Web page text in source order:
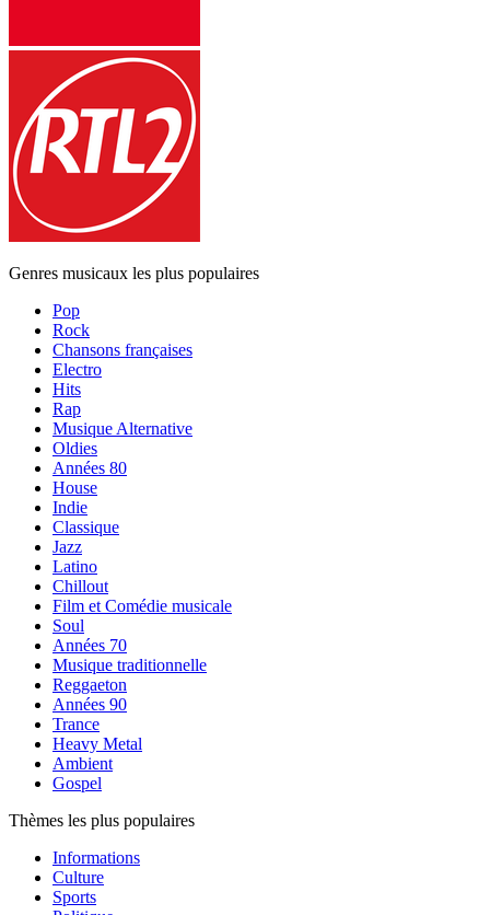
Genres musicaux les plus populaires
Pop
Rock
Chansons françaises
Electro
Hits
Rap
Musique Alternative
Oldies
Années 80
House
Indie
Classique
Jazz
Latino
Chillout
Film et Comédie musicale
Soul
Années 70
Musique traditionnelle
Reggaeton
Années 90
Trance
Heavy Metal
Ambient
Gospel
Thèmes les plus populaires
Informations
Culture
Sports